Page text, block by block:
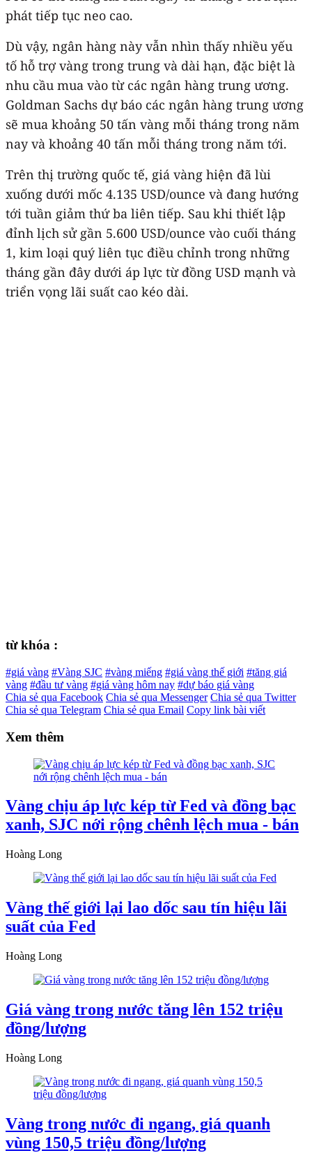
phát tiếp tục neo cao.
Dù vậy, ngân hàng này vẫn nhìn thấy nhiều yếu
tố hỗ trợ vàng trong trung và dài hạn, đặc biệt là
nhu cầu mua vào từ các ngân hàng trung ương.
Goldman Sachs dự báo các ngân hàng trung ương
sẽ mua khoảng 50 tấn vàng mỗi tháng trong năm
nay và khoảng 40 tấn mỗi tháng trong năm tới.
Trên thị trường quốc tế, giá vàng hiện đã lùi
xuống dưới mốc 4.135 USD/ounce và đang hướng
tới tuần giảm thứ ba liên tiếp. Sau khi thiết lập
đỉnh lịch sử gần 5.600 USD/ounce vào cuối tháng
1, kim loại quý liên tục điều chỉnh trong những
tháng gần đây dưới áp lực từ đồng USD mạnh và
triển vọng lãi suất cao kéo dài.
từ khóa :
#giá vàng #Vàng SJC #vàng miếng #giá vàng thế giới #tăng giá
vàng #đầu tư vàng #giá vàng hôm nay #dự báo giá vàng
Chia sẻ qua Facebook Chia sẻ qua Messenger Chia sẻ qua Twitter
Chia sẻ qua Telegram Chia sẻ qua Email Copy link bài viết
Xem thêm
Vàng chịu áp lực kép từ Fed và đồng bạc
xanh, SJC nới rộng chênh lệch mua - bán
Hoàng Long
Vàng thế giới lại lao dốc sau tín hiệu lãi
suất của Fed
Hoàng Long
Giá vàng trong nước tăng lên 152 triệu
đồng/lượng
Hoàng Long
Vàng trong nước đi ngang, giá quanh
vùng 150,5 triệu đồng/lượng